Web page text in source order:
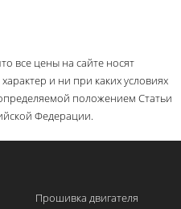
все цены на сайте носят
и ни при каких условиях
положением Статьи
Федерации.
Прошивка двигателя